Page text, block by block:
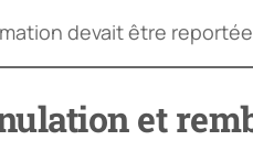
devait être
et